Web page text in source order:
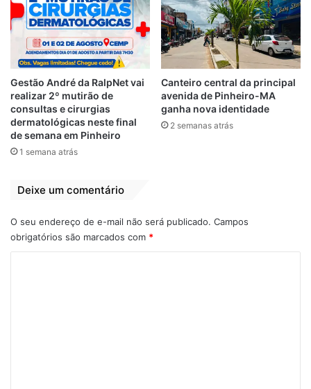
cocaína e 31 de pasta base da droga.
Também foi apreendido um veiculo Hilux de
cor branca. Um dos presos identificado
como Manoel Lobo Maia, disse a polícia
que toda droga vinha da Bolívia.
Os dois acusados foram encaminhados para
a delegacia onde foram autuados por tráfico
internacional de drogas.
PorSilvan Alves
Drogas Interior Maranhão
Gestão André da RalpNet vai
realizar 2º mutirão de
consultas e cirurgias
dermatológicas neste final
de semana em Pinheiro
1 semana atrás
Canteiro central da principal
avenida de Pinheiro-MA
ganha nova identidade
2 semanas atrás
Deixe um comentário
O seu endereço de e-mail não será publicado. Campos
obrigatórios são marcados com *